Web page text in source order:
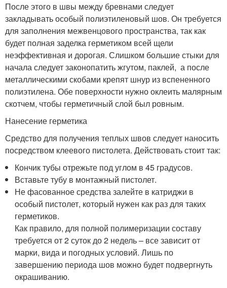
После этого в швы между бревнами следует
закладывать особый полиэтиленовый шов. Он требуется
для заполнения межвенцового пространства, так как
будет полная заделка герметиком всей щели
неэффективная и дорогая. Слишком большие стыки для
начала следует законопатить жгутом, паклей, а после
металлическими скобами крепят шнур из вспененного
полиэтилена. Обе поверхности нужно оклеить малярным
скотчем, чтобы герметичный слой был ровным.
Нанесение герметика
Средство для получения теплых швов следует наносить
посредством клеевого пистолета. Действовать стоит так:
Кончик тубы отрежьте под углом в 45 градусов.
Вставьте тубу в монтажный пистолет.
Не фасованное средства залейте в катриджи в
особый пистолет, который нужен как раз для таких
герметиков.
Как правило, для полной полимеризации составу
требуется от 2 суток до 2 недель – все зависит от
марки, вида и погодных условий. Лишь по
завершению периода шов можно будет подвергнуть
окрашиванию.